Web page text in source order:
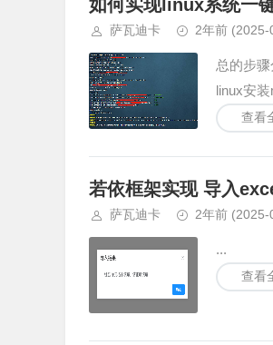
如何实现linux系统一
萨瓦迪卡 2年前 (2025-
总的步
linux安
查看
若依框架实现 导入
萨瓦迪卡 2年前 (2025-
...
查看